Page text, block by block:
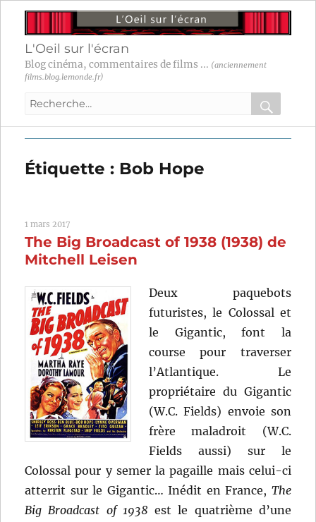
L'Oeil sur l'écran
Blog cinéma, commentaires de films ... (anciennement
films.blog.lemonde.fr)
Recherche
:
OK
Étiquette : Bob Hope
1 mars 2017
The Big Broadcast of 1938 (1938) de
Mitchell Leisen
Deux paquebots
futuristes, le Colossal et
le Gigantic, font la
course pour traverser
l’Atlantique. Le
propriétaire du Gigantic
(W.C. Fields) envoie son
frère maladroit (W.C.
Fields aussi) sur le
Colossal pour y semer la pagaille mais celui-ci
atterrit sur le Gigantic… Inédit en France, The
Big Broadcast of 1938 est le quatrième d’une